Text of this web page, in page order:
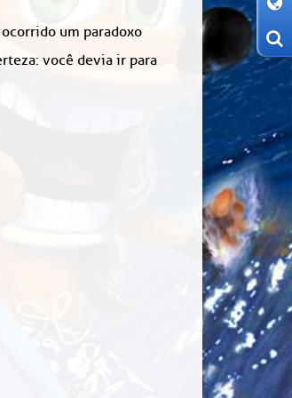
um paradoxo
você devia ir para